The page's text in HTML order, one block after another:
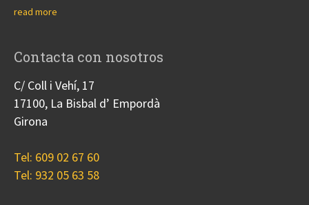
read more
Contacta con nosotros
C/ Coll i Vehí, 17
17100, La Bisbal d’ Empordà
Girona
Tel: 609 02 67 60
Tel: 932 05 63 58